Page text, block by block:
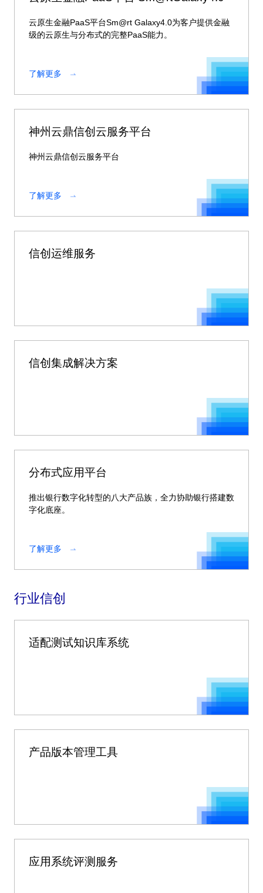
云原生金融PaaS平台Sm@rt Galaxy4.0为客户提供金融
级的云原生与分布式的完整PaaS能力。
了解更多
神州云鼎信创云服务平台
神州云鼎信创云服务平台
了解更多
信创运维服务
信创集成解决方案
分布式应用平台
推出银行数字化转型的八大产品族，全力协助银行搭建数
字化底座。
了解更多
行业信创
适配测试知识库系统
产品版本管理工具
应用系统评测服务